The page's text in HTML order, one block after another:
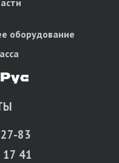
оборудование
83
41